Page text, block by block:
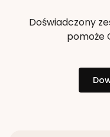
Doświadczony
pomoże